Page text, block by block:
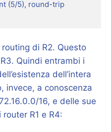
(5/5), round-trip
di R2. Questo
Quindi entrambi i
dell’intera
invece, a conoscenza
16, e delle sue
R1 e R4: